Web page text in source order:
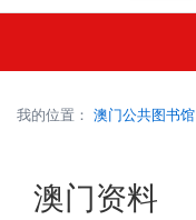
我的位置： 澳门公共图书馆
澳门资料